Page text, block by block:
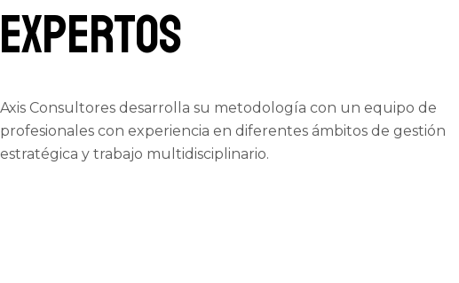
expertos
Axis Consultores desarrolla su metodología con un equipo de
profesionales con experiencia en diferentes ámbitos de gestión
estratégica y trabajo multidisciplinario.